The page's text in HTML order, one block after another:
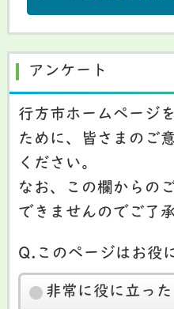
アンケート
行方市ホームページ
ために、皆さまのご
ください。
なお、この欄からの
できませんのでご了
Q.このページはお役
非常に役に立った